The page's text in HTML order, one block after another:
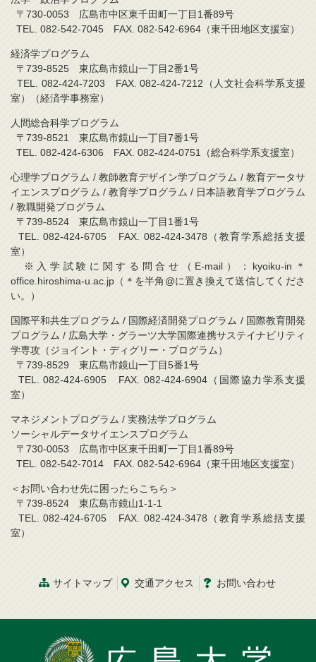
〒730-0053 広島市中区東千田町一丁目1番89号
TEL. 082-542-7045 FAX. 082-542-6964（東千田地区支援室）
経済学プログラム
〒739-8525 東広島市鏡山一丁目2番1号
TEL. 082-424-7203 FAX. 082-424-7212（人文社会科学系支援
室）（経済学事務室）
人間総合科学プログラム
〒739-8521 東広島市鏡山一丁目7番1号
TEL. 082-424-6306 FAX. 082-424-0751（総合科学系支援室）
心理学プログラム / 教師教育デザイン学プログラム / 教育データサ
イエンスプログラム / 教育学プログラム / 日本語教育学プログラム
/ 教職開発プログラム
〒739-8524 東広島市鏡山一丁目1番1号
TEL. 082-424-6705 FAX. 082-424-3478（教育学系総括支援
室）
※入学試験に関する問合せ（E-mail）：kyoiku-in＊
office.hiroshima-u.ac.jp（＊を半角@に置き換えて送信してくださ
い。）
国際平和共生プログラム / 国際経済開発プログラム / 国際教育開発
プログラム / 広島大学・グラーツ大学国際連携サステイナビリティ
学専攻（ジョイント・ディグリー・プログラム）
〒739-8529 東広島市鏡山一丁目5番1号
TEL. 082-424-6905 FAX. 082-424-6904（国際協力学系支援
室）
マネジメントプログラム / 実務法学プログラム
ソーシャルデータサイエンスプログラム
〒730-0053 広島市中区東千田町一丁目1番89号
TEL. 082-542-7014 FAX. 082-542-6964（東千田地区支援室）
＜お問い合わせ先に困ったらこちら＞
〒739-8524 東広島市鏡山1-1-1
TEL. 082-424-6705 FAX. 082-424-3478（教育学系総括支援
室）
サイトマップ 交通アクセス お問い合わせ